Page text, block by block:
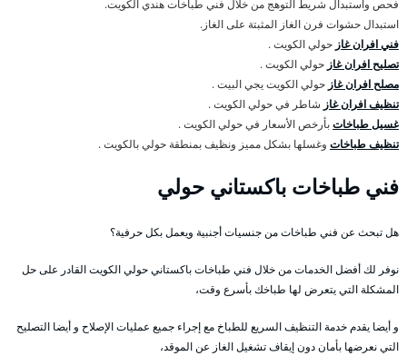
فحص واستبدال شريط التوهج من خلال فني طباخات هندي الكويت.
استبدال حشوات فرن الغاز المثبتة على الغاز.
فني افران غاز حولي الكويت .
تصليح افران غاز حولي الكويت .
مصلح افران غاز حولي الكويت يجي البيت .
تنظيف افران غاز شاطر في حولي الكويت .
غسيل طباخاتبأرخص الأسعار في حولي الكويت .
تنظيف طباخات وغسلها بشكل مميز ونظيف بمنطقة حولي بالكويت .
فني طباخات باكستاني حولي
هل تبحث عن فني طباخات من جنسيات أجنبية ويعمل بكل حرفية؟
نوفر لك أفضل الخدمات من خلال فني طباخات باكستاني حولي الكويت القادر على حل
المشكلة التي يتعرض لها طباخك بأسرع وقت،
و أيضا يقدم خدمة التنظيف السريع للطباخ مع إجراء جميع عمليات الإصلاح و أيضا التصليح
التي نعرضها بأمان دون إيقاف تشغيل الغاز عن الموقد،